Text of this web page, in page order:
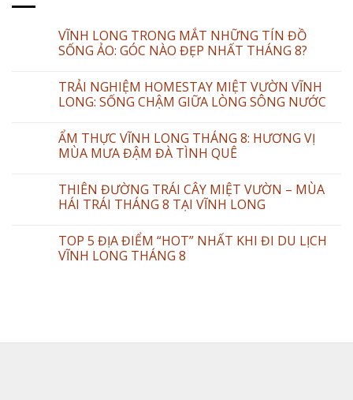
VĨNH LONG TRONG MẮT NHỮNG TÍN ĐỒ
SỐNG ẢO: GÓC NÀO ĐẸP NHẤT THÁNG 8?
TRẢI NGHIỆM HOMESTAY MIỆT VƯỜN VĨNH
LONG: SỐNG CHẬM GIỮA LÒNG SÔNG NƯỚC
ẨM THỰC VĨNH LONG THÁNG 8: HƯƠNG VỊ
MÙA MƯA ĐẬM ĐÀ TÌNH QUÊ
THIÊN ĐƯỜNG TRÁI CÂY MIỆT VƯỜN – MÙA
HÁI TRÁI THÁNG 8 TẠI VĨNH LONG
TOP 5 ĐỊA ĐIỂM “HOT” NHẤT KHI ĐI DU LỊCH
VĨNH LONG THÁNG 8